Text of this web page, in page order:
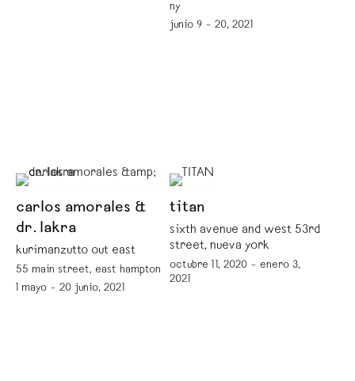
ny
junio 9 – 20, 2021
carlos amorales &
dr. lakra
kurimanzutto out east
55 main street, east hampton
1 mayo – 20 junio, 2021
titan
sixth avenue and west 53rd
street, nueva york
octubre 11, 2020 – enero 3,
2021